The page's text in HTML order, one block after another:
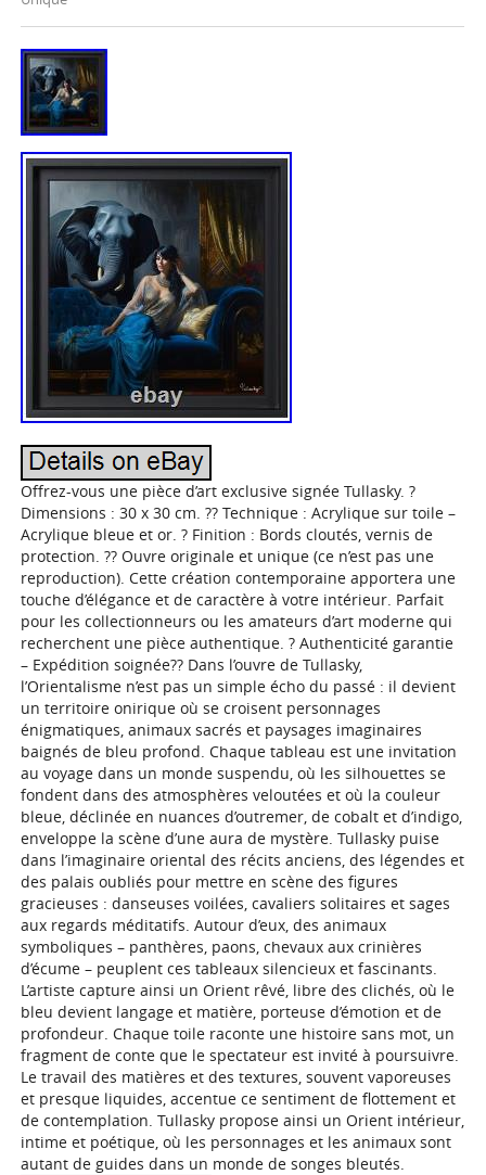
Offrez-vous une pièce d’art exclusive signée Tullasky. ?
Dimensions : 30 x 30 cm. ?? Technique : Acrylique sur toile –
Acrylique bleue et or. ? Finition : Bords cloutés, vernis de
protection. ?? Ouvre originale et unique (ce n’est pas une
reproduction). Cette création contemporaine apportera une
touche d’élégance et de caractère à votre intérieur. Parfait
pour les collectionneurs ou les amateurs d’art moderne qui
recherchent une pièce authentique. ? Authenticité garantie
– Expédition soignée?? Dans l’ouvre de Tullasky,
l’Orientalisme n’est pas un simple écho du passé : il devient
un territoire onirique où se croisent personnages
énigmatiques, animaux sacrés et paysages imaginaires
baignés de bleu profond. Chaque tableau est une invitation
au voyage dans un monde suspendu, où les silhouettes se
fondent dans des atmosphères veloutées et où la couleur
bleue, déclinée en nuances d’outremer, de cobalt et d’indigo,
enveloppe la scène d’une aura de mystère. Tullasky puise
dans l’imaginaire oriental des récits anciens, des légendes et
des palais oubliés pour mettre en scène des figures
gracieuses : danseuses voilées, cavaliers solitaires et sages
aux regards méditatifs. Autour d’eux, des animaux
symboliques – panthères, paons, chevaux aux crinières
d’écume – peuplent ces tableaux silencieux et fascinants.
L’artiste capture ainsi un Orient rêvé, libre des clichés, où le
bleu devient langage et matière, porteuse d’émotion et de
profondeur. Chaque toile raconte une histoire sans mot, un
fragment de conte que le spectateur est invité à poursuivre.
Le travail des matières et des textures, souvent vaporeuses
et presque liquides, accentue ce sentiment de flottement et
de contemplation. Tullasky propose ainsi un Orient intérieur,
intime et poétique, où les personnages et les animaux sont
autant de guides dans un monde de songes bleutés.